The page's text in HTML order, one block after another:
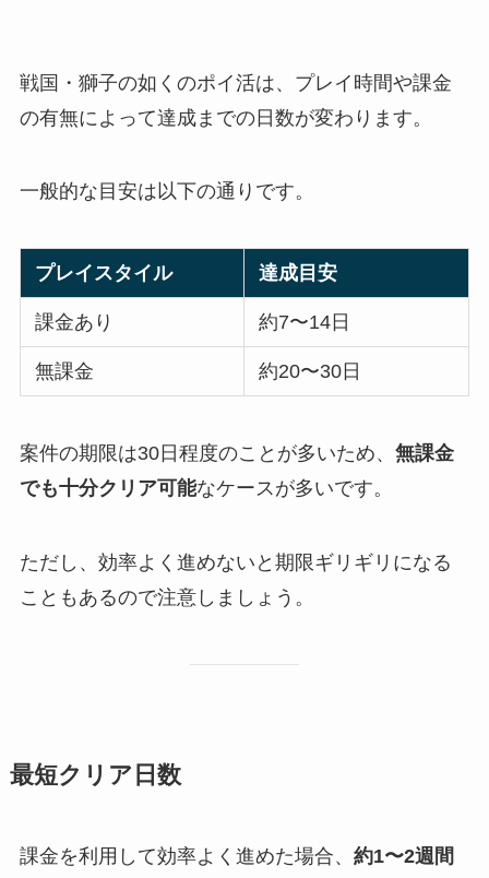
戦国・獅子の如くのポイ活は、プレイ時間や課金
の有無によって達成までの日数が変わります。
一般的な目安は以下の通りです。
プレイスタイル 達成目安
課金あり 約7〜14日
無課金 約20〜30日
案件の期限は30日程度のことが多いため、 無課金
でも十分クリア可能なケースが多いです。
ただし、効率よく進めないと期限ギリギリになる
こともあるので注意しましょう。
最短クリア日数
課金を利用して効率よく進めた場合、 約1〜2週間